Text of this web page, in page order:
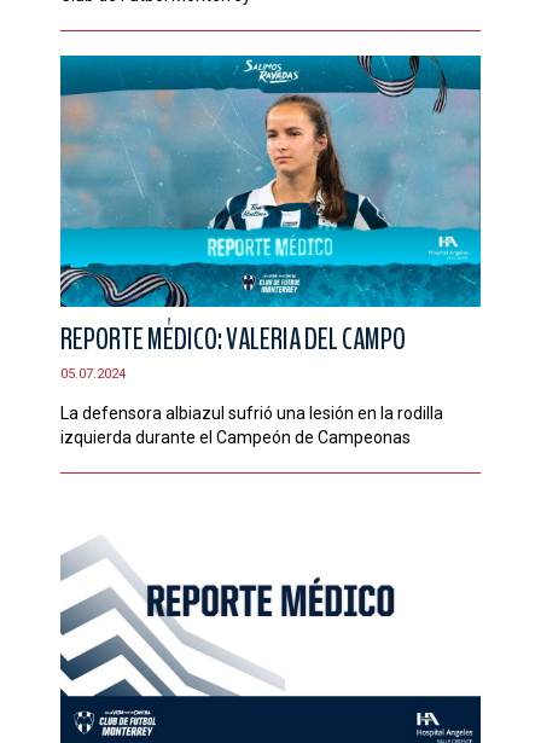
REPORTE MÉDICO: VALERIA DEL CAMPO
05.07.2024
La defensora albiazul sufrió una lesión en la rodilla
izquierda durante el Campeón de Campeonas